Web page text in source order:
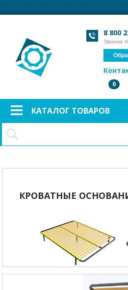
8 800
Звонок
0
КАТАЛОГ ТОВАРОВ
КРОВАТНЫЕ